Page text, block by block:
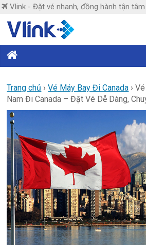
Skip
content
Vlink - Đặt vé nhanh, đồng hành tận tâm
Vlink
nhanh,
đồng
hành
tận
tâm
Trang chủ ›Vé Máy Bay Đi Canada ›
Nam Đi Canada – Đặt Vé Dễ Dàng,